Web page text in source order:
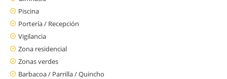
Piscina
Portería / Recepción
Vigilancia
Zona residencial
Zonas verdes
Barbacoa / Parrilla / Quincho